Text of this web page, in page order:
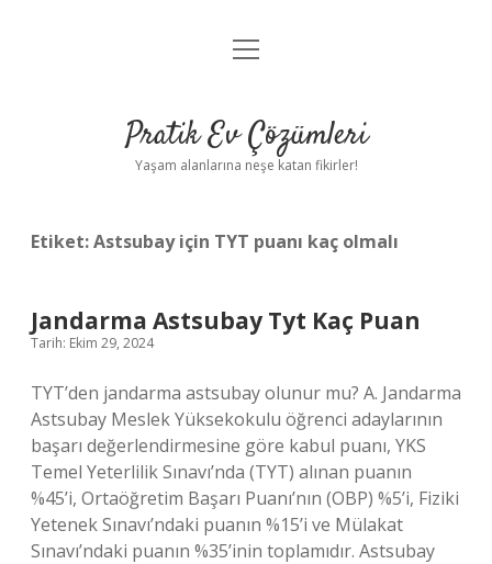
Anasayfa
Yasal Uyarı
menüyü
Pratik Ev Çözümleri
Yaşam alanlarına neşe katan fikirler!
Etiket:Astsubay için TYT puanı kaç olmalı
Jandarma Astsubay Tyt Kaç Puan
Tarih: Ekim 29, 2024
TYT’den jandarma astsubay olunur mu? A. Jandarma
Astsubay Meslek Yüksekokulu öğrenci adaylarının
başarı değerlendirmesine göre kabul puanı, YKS
Temel Yeterlilik Sınavı’nda (TYT) alınan puanın
%45’i, Ortaöğretim Başarı Puanı’nın (OBP) %5’i, Fiziki
Yetenek Sınavı’ndaki puanın %15’i ve Mülakat
Sınavı’ndaki puanın %35’inin toplamıdır. Astsubay